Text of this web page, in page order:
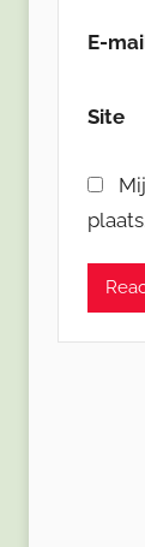
E-
Site
plaats.